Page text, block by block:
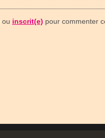
ou inscrit(e) pour commenter